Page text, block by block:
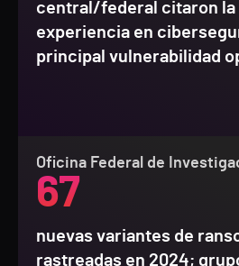
central/federal citaron la
experiencia en
principal vulnerabilidad
Oficina Federal de
67
nuevas variantes de
rastreadas en 2024;